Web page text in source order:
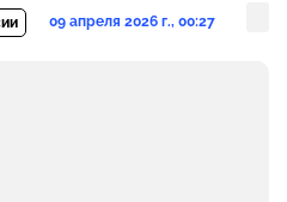
09 апреля 2026 г., 00:27